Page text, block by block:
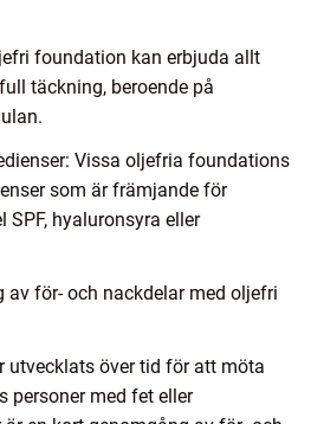
foundation kan erbjuda allt
täckning, beroende på
Vissa oljefria foundations
som är främjande för
SPF, hyaluronsyra eller
av för- och nackdelar med oljefri
utvecklats över tid för att möta
personer med fet eller